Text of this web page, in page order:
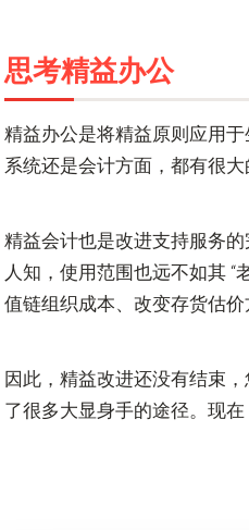
思考精益办公
精益办公是将精益原则应用
系统还是会计方面，都有很
精益会计也是改进支持服务
人知，使用范围也远不如其
值链组织成本、改变存货估
因此，精益改进还没有结束
了很多大显身手的途径。现